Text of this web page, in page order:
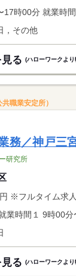
，その他
る (ハローワークより
職業安定所）
務／神戸三
研究所
月額（換算額）、パート求人の場合は
る (ハローワークより